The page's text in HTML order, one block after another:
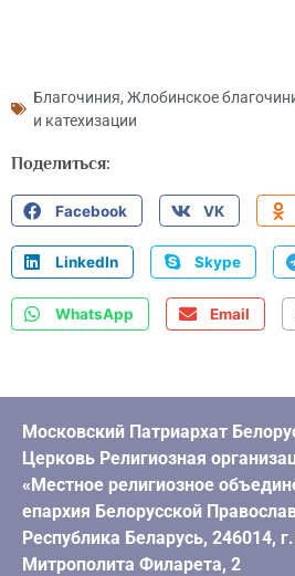
Благочиния, Жлобинское
и катехизации
Поделиться:
Facebook VK
LinkedIn Skype
WhatsApp Email
Московский Патриархат
Церковь Религиозная
«Местное религиозное
епархия Белорусской
Республика Беларусь, 246014,
Митрополита Филарета, 2